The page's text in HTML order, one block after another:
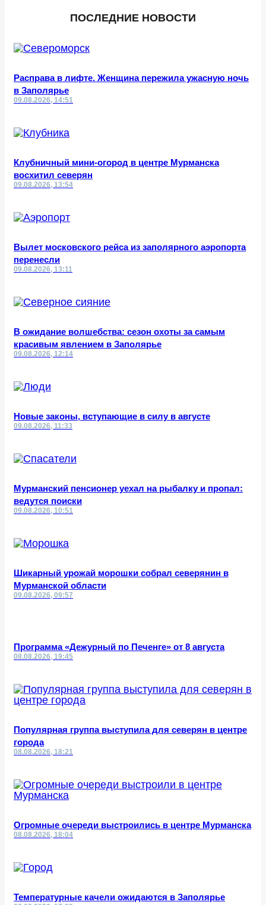
ПОСЛЕДНИЕ НОВОСТИ
Расправа в лифте. Женщина пережила ужасную ночь
в Заполярье
09.08.2026, 14:51
Клубничный мини-огород в центре Мурманска
восхитил северян
09.08.2026, 13:54
Вылет московского рейса из заполярного аэропорта
перенесли
09.08.2026, 13:11
В ожидание волшебства: сезон охоты за самым
красивым явлением в Заполярье
09.08.2026, 12:14
Новые законы, вступающие в силу в августе
09.08.2026, 11:33
Мурманский пенсионер уехал на рыбалку и пропал:
ведутся поиски
09.08.2026, 10:51
Шикарный урожай морошки собрал северянин в
Мурманской области
09.08.2026, 09:57
Программа «Дежурный по Печенге» от 8 августа
08.08.2026, 19:45
Популярная группа выступила для северян в центре
города
08.08.2026, 18:21
Огромные очереди выстроились в центре Мурманска
08.08.2026, 18:04
Температурные качели ожидаются в Заполярье